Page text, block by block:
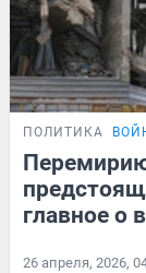
ПОЛИТИКА
главное о
26 апреля, 2026,